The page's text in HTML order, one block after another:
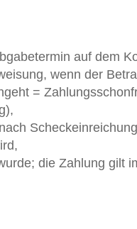
auf dem
wenn der
=
die Zahlung gilt